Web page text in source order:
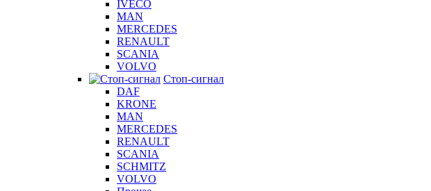
IVECO
MAN
MERCEDES
RENAULT
SCANIA
VOLVO
Стоп-сигнал
DAF
KRONE
MAN
MERCEDES
RENAULT
SCANIA
SCHMITZ
VOLVO